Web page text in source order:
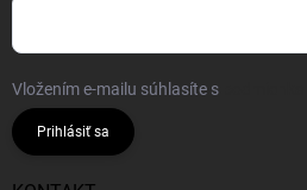
Vložením e-mailu súhlasíte s
Prihlásiť sa